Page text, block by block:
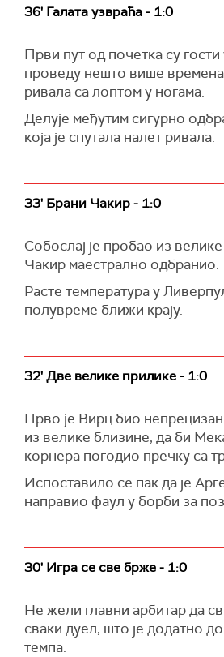
36' Галата узвраћа - 1:0
Први пут од почетка су
проведу нешто више
ривала са лоптом у ногама.
Делује међутим сигурно
која је спутала налет ривала.
33' Брани Чакир - 1:0
Собослај је пробао из
Чакир маестрално одбранио.
Расте температура у
полувреме ближи крају.
32' Две велике прилике - 1:0
Прво је Вирц био
из велике близине, да би
корнера погодио пречку са
Испоставило се пак да је
направио фаул у борби за
30' Игра се све брже - 1:0
Не жели главни арбитар да
сваки дуел, што је додатно
темпа.